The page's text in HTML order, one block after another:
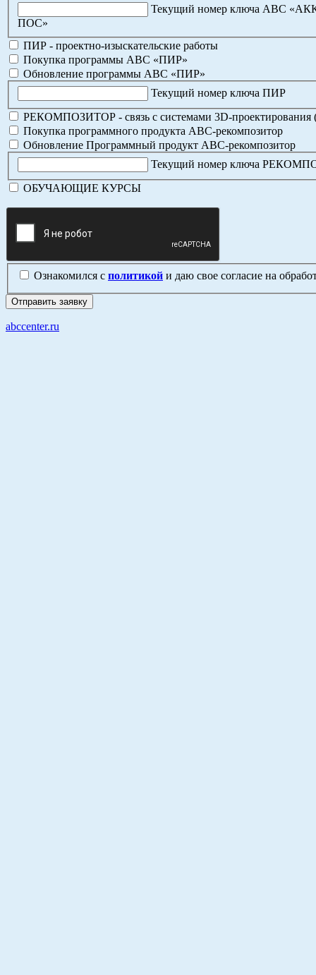
Текущий номер ключа АВС
ПОС»
ПИР - проектно-изыскательские работы
Покупка программы АВС «ПИР»
Обновление программы АВС «ПИР»
Текущий номер ключа ПИР
РЕКОМПОЗИТОР - связь с системами 3D-проектирования
Покупка программного продукта АВС-рекомпозитор
Обновление Программный продукт АВС-рекомпозитор
Текущий номер ключа
ОБУЧАЮЩИЕ КУРСЫ
Ознакомился с политикой и даю свое согласие на
abccenter.ru